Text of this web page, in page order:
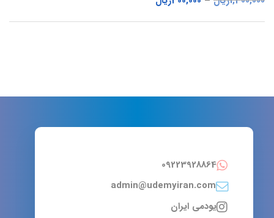
09223928864
admin@udemyiran.com
یودمی ایران